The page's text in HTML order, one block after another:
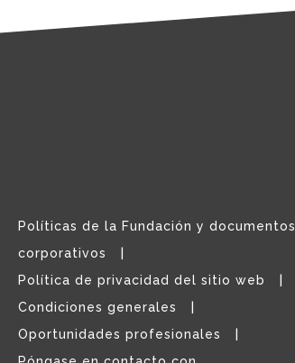
Políticas de la Fundación y documentos
corporativos
Política de privacidad del sitio web
Condiciones generales
Oportunidades profesionales